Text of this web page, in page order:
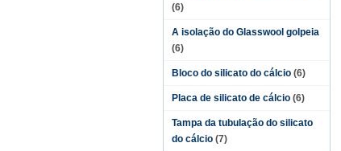
(6)
A isolação do Glasswool golpeia
(6)
Bloco do silicato do cálcio (6)
Placa de silicato de cálcio (6)
Tampa da tubulação do silicato
do cálcio (7)